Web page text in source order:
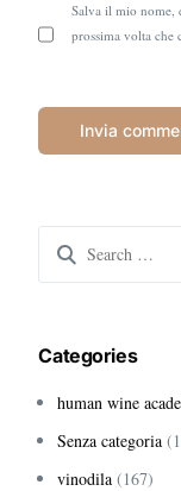
Salva il mio nome,
prossima volta che
Search
Categories
human wine
Senza categoria
vinodila (167)